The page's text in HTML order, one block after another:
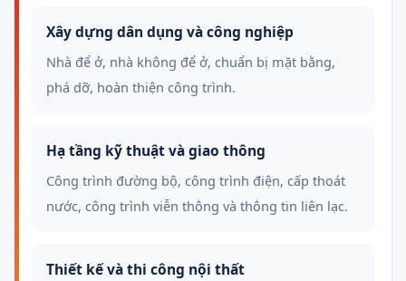
Xây dựng dân dụng và công nghiệp
Nhà để ở, nhà không để ở, chuẩn bị mặt bằng,
phá dỡ, hoàn thiện công trình.
Hạ tầng kỹ thuật và giao thông
Công trình đường bộ, công trình điện, cấp thoát
nước, công trình viễn thông và thông tin liên lạc.
Thiết kế và thi công nội thất